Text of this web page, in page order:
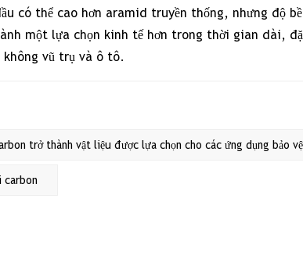
có thể cao hơn aramid truyền thống, nhưng độ
một lựa chọn kinh tế hơn trong thời gian dài,
không vũ trụ và ô tô.
trở thành vật liệu được lựa chọn cho các ứng dụng bảo
carbon